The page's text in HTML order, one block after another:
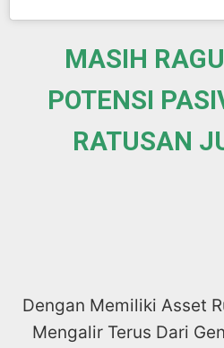
MASIH
POTENSI
RATUSAN
Dengan Memiliki Asset
Mengalir Terus Dari